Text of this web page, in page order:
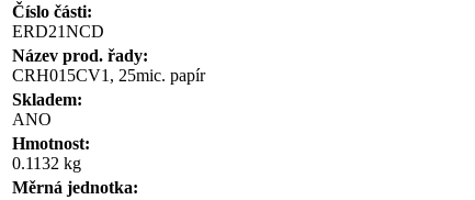
Číslo části:
ERD21NCD
Název prod. řady:
CRH015CV1, 25mic. papír
Skladem:
ANO
Hmotnost:
0.1132 kg
Měrná jednotka: